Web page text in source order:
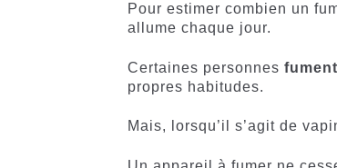
Pour estimer combien un
allume chaque jour.
Certaines personnes
propres habitudes.
Mais, lorsqu’il s’agit de